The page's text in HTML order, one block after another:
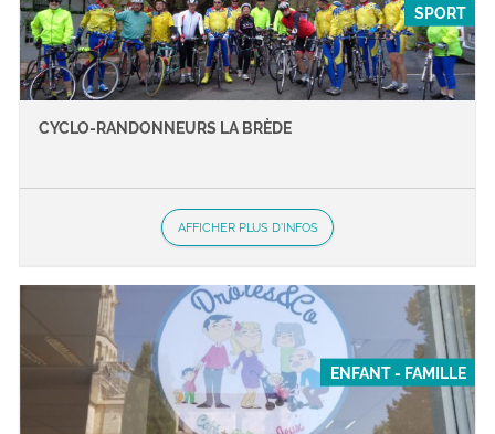
SPORT
CYCLO-RANDONNEURS LA BRÈDE
AFFICHER PLUS D'INFOS
ENFANT - FAMILLE